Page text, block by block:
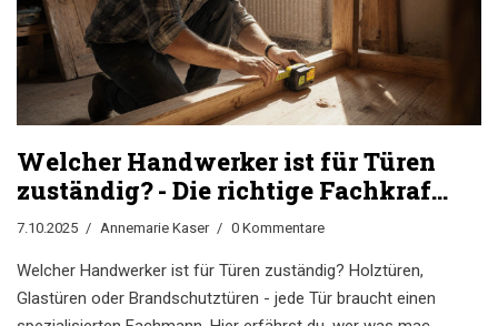
Welcher Handwerker ist für Türen
zuständig? - Die richtige Fachkraft
für jede Türart
7.10.2025 Annemarie Kaser 0 Kommentare
Welcher Handwerker ist für Türen zuständig? Holztüren,
Glastüren oder Brandschutztüren - jede Tür braucht einen